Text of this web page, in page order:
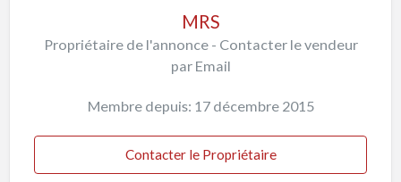
MRS
Propriétaire de l'annonce - Contacter le vendeur
par Email
Membre depuis: 17 décembre 2015
Contacter le Propriétaire